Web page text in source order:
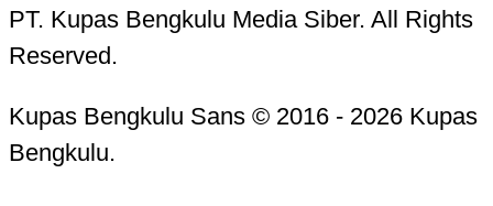
PT. Kupas Bengkulu Media Siber. All Rights
Reserved.
Kupas Bengkulu Sans © 2016 - 2026 Kupas
Bengkulu.